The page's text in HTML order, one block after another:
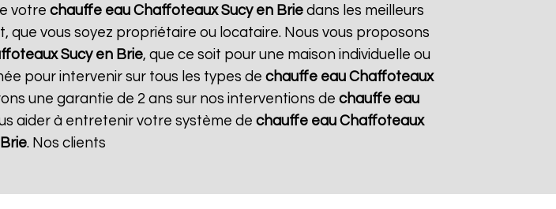
votre chauffe eau Chaffoteaux Sucy en Brie dans les meilleurs
vous soyez propriétaire ou locataire. Nous vous proposons
Sucy en Brie, que ce soit pour une maison individuelle ou
pour intervenir sur tous les types de chauffe eau Chaffoteaux
une garantie de 2 ans sur nos interventions de chauffe eau
aider à entretenir votre système de chauffe eau Chaffoteaux
. Nos clients